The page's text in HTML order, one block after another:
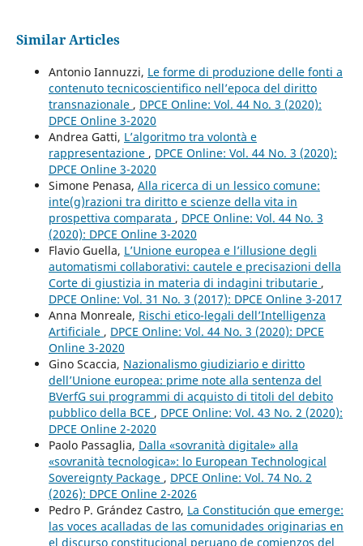
Similar Articles
Antonio Iannuzzi, Le forme di produzione delle fonti a
contenuto tecnicoscientifico nell’epoca del diritto
transnazionale , DPCE Online: Vol. 44 No. 3 (2020):
DPCE Online 3-2020
Andrea Gatti, L’algoritmo tra volontà e
rappresentazione , DPCE Online: Vol. 44 No. 3 (2020):
DPCE Online 3-2020
Simone Penasa, Alla ricerca di un lessico comune:
inte(g)razioni tra diritto e scienze della vita in
prospettiva comparata , DPCE Online: Vol. 44 No. 3
(2020): DPCE Online 3-2020
Flavio Guella, L’Unione europea e l’illusione degli
automatismi collaborativi: cautele e precisazioni della
Corte di giustizia in materia di indagini tributarie ,
DPCE Online: Vol. 31 No. 3 (2017): DPCE Online 3-2017
Anna Monreale, Rischi etico-legali dell’Intelligenza
Artificiale , DPCE Online: Vol. 44 No. 3 (2020): DPCE
Online 3-2020
Gino Scaccia, Nazionalismo giudiziario e diritto
dell’Unione europea: prime note alla sentenza del
BVerfG sui programmi di acquisto di titoli del debito
pubblico della BCE , DPCE Online: Vol. 43 No. 2 (2020):
DPCE Online 2-2020
Paolo Passaglia, Dalla «sovranità digitale» alla
«sovranità tecnologica»: lo European Technological
Sovereignty Package , DPCE Online: Vol. 74 No. 2
(2026): DPCE Online 2-2026
Pedro P. Grández Castro, La Constitución que emerge:
las voces acalladas de las comunidades originarias en
el discurso constitucional peruano de comienzos del